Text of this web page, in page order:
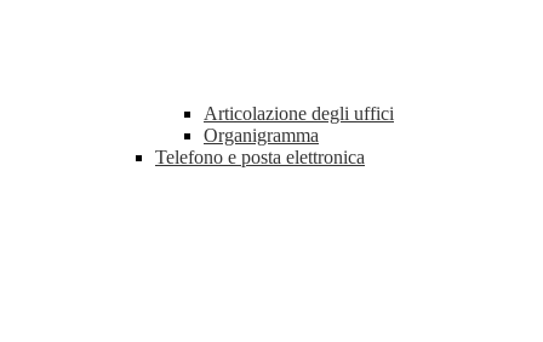
Articolazione degli uffici
Organigramma
Telefono e posta elettronica